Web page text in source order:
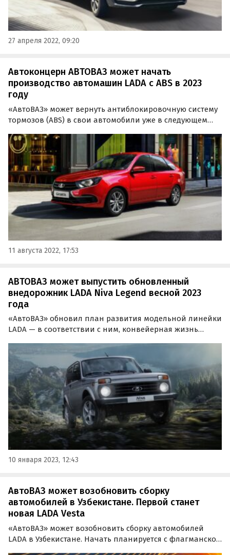
27 апреля 2022, 09:20
Автоконцерн АВТОВАЗ может начать
производство автомашин LADA с ABS в 2023
году
«АвтоВАЗ» может вернуть антиблокировочную систему
тормозов (ABS) в свои автомобили уже в следующем
«Россия-24» допустил президент компании Максим
Соколов.
11 августа 2022, 17:53
АВТОВАЗ может выпустить обновленный
внедорожник LADA Niva Legend весной 2023
года
«АвтоВАЗ» обновил план развития модельной линейки
LADA — в соответствии с ним, конвейерная жизнь
2030 года.
10 января 2023, 12:43
АвтоВАЗ может возобновить сборку
автомобилей в Узбекистане. Первой станет
новая LADA Vesta
«АвтоВАЗ» может возобновить сборку автомобилей
LADA в Узбекистане. Начать планируется с флагманской